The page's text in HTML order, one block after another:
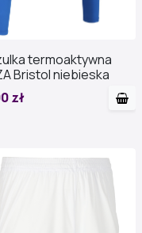
termoaktywna
Bristol niebieska
zł